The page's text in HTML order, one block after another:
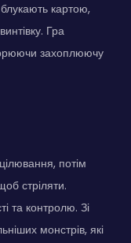
картою,
Гра
захоплюючу
потім
стріляти.
та контролю. Зі
монстрів, які